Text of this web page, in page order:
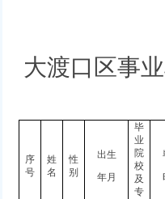
安居梦
益托管服务深度观察
庆公司减资规则吗？
平安社区开展未成年人防溺水宣传
认定符合特殊工种从业年限人员的
员公示（第一批）
响应
防线
破7.48亿元
品安全
大渡口区事
序
号
姓
名
性
别
出生
年月
毕
业
院
校
及
专